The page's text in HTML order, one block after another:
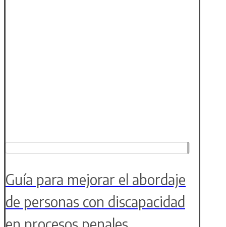
Guía para mejorar el abordaje
de personas con discapacidad